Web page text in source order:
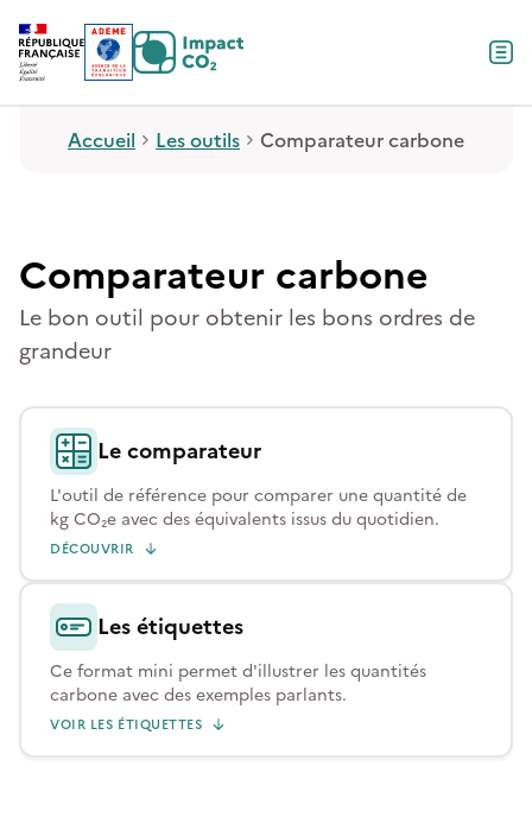
Contenu
Menu
Pied de page
Accueil Les outils Comparateur carbone
Comparateur carbone
Le bon outil pour obtenir les bons ordres de
grandeur
Le comparateur
L'outil de référence pour comparer une quantité de
kg CO₂e avec des équivalents issus du quotidien.
DÉCOUVRIR
Les étiquettes
Ce format mini permet d'illustrer les quantités
carbone avec des exemples parlants.
VOIR LES ÉTIQUETTES